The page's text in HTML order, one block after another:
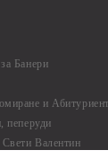
Банери
и
пеперуди
Валентин